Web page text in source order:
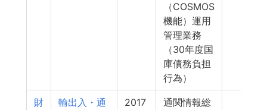
（COSMOS
機能）運用
管理業務
（30年度国
庫債務負担
行為）
財
輸出入・通
2017
通関情報総